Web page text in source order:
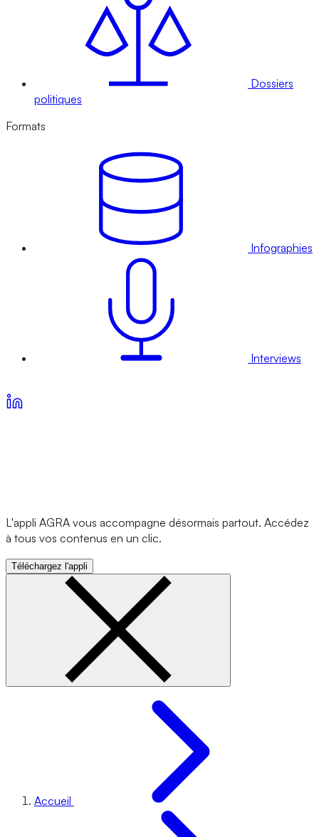
Dossiers
politiques
Formats
Infographies
Interviews
L'appli AGRA vous accompagne désormais partout. Accédez
à tous vos contenus en un clic.
Téléchargez l'appli
Accueil